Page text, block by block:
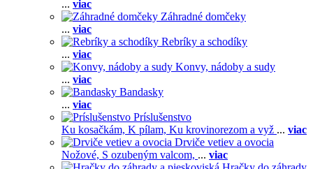
... viac
Záhradné domčeky
... viac
Rebríky a schodíky
... viac
Konvy, nádoby a sudy
... viac
Bandasky
... viac
Príslušenstvo
Ku kosačkám, K pílam, Ku krovinorezom a vyž ... viac
Drviče vetiev a ovocia
Nožové, S ozubeným valcom, ... viac